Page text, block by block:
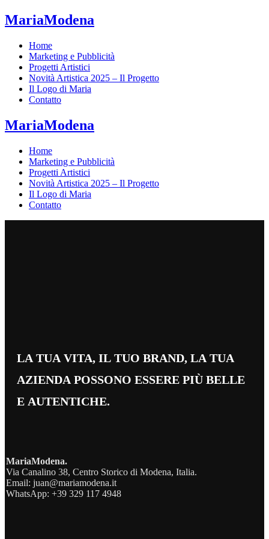
MariaModena
Home
Marketing e Pubblicità
Progetti Artistici
Novità Artistica 2025 – Il Progetto
Il Logo di Maria
Contatto
MariaModena
Home
Marketing e Pubblicità
Progetti Artistici
Novità Artistica 2025 – Il Progetto
Il Logo di Maria
Contatto
LA TUA VITA, IL TUO BRAND, LA TUA
AZIENDA POSSONO ESSERE PIÙ BELLE
E AUTENTICHE.
MariaModena.
Via Canalino 38, Centro Storico di Modena, Italia.
Email: juan@mariamodena.it
WhatsApp: +39 329 117 4948